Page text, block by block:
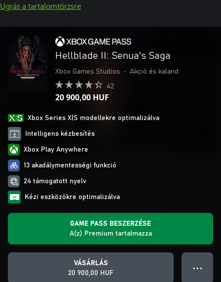
Ugrás a tartalomtörzsre
Hellblade II: Senua's Saga
Xbox Games Studios • Akció és kaland
42
20 900,00 HUF
Xbox Series X|S modellekre optimalizálva
Intelligens kézbesítés
Xbox Play Anywhere
13 akadálymentességi funkció
24 támogatott nyelv
Kézi eszközökre optimalizálva
GAME PASS BESZERZÉSE
A(z) Premium tartalmazza
VÁSÁRLÁS
20 900,00 HUF
● ● ●